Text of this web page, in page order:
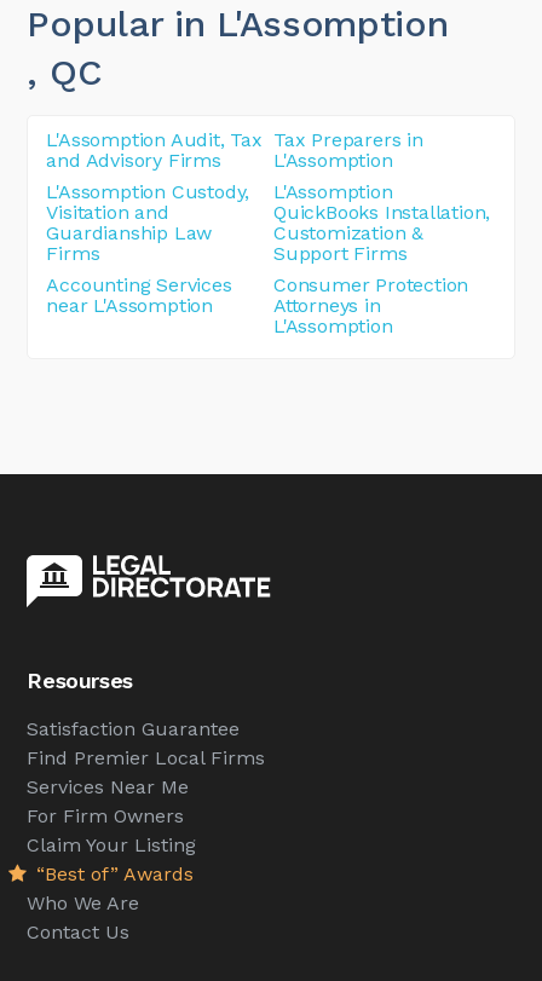
Popular in L'Assomption
, QC
L'Assomption Audit, Tax
and Advisory Firms
Tax Preparers in
L'Assomption
L'Assomption Custody,
Visitation and
Guardianship Law
Firms
L'Assomption
QuickBooks Installation,
Customization &
Support Firms
Accounting Services
near L'Assomption
Consumer Protection
Attorneys in
L'Assomption
Resourses
Satisfaction Guarantee
Find Premier Local Firms
Services Near Me
For Firm Owners
Claim Your Listing
“Best of” Awards
Who We Are
Contact Us